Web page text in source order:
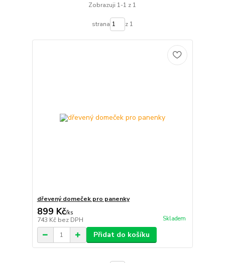
Zobrazuji 1-1 z 1
strana z 1
dřevený domeček pro panenky
899 Kč/ks
743 Kč bez DPH Skladem
Přidat do košíku